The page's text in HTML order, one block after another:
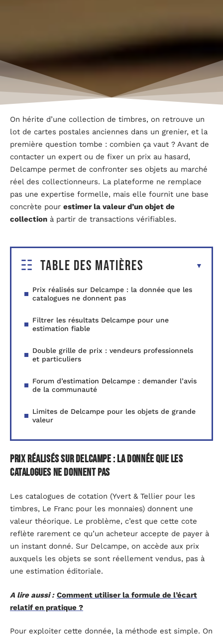
On hérite d’une collection de timbres, on retrouve un
lot de cartes postales anciennes dans un grenier, et la
première question tombe : combien ça vaut ? Avant de
contacter un expert ou de fixer un prix au hasard,
Delcampe permet de confronter ses objets au marché
réel des collectionneurs. La plateforme ne remplace
pas une expertise formelle, mais elle fournit une base
concrète pour estimer la valeur d’un objet de
collection à partir de transactions vérifiables.
Table des matières
Prix réalisés sur Delcampe : la donnée que les
catalogues ne donnent pas
Filtrer les résultats Delcampe pour une
estimation fiable
Double grille de prix : vendeurs professionnels
et particuliers
Forum d’estimation Delcampe : demander l’avis
de la communauté
Limites de Delcampe pour les objets de grande
valeur
Prix réalisés sur Delcampe : la donnée que les
catalogues ne donnent pas
Les catalogues de cotation (Yvert & Tellier pour les
timbres, Le Franc pour les monnaies) donnent une
valeur théorique. Le problème, c’est que cette cote
reflète rarement ce qu’un acheteur accepte de payer à
un instant donné. Sur Delcampe, on accède aux prix
auxquels les objets se sont réellement vendus, pas à
une estimation éditoriale.
A lire aussi : Comment utiliser la formule de l’écart
relatif en pratique ?
Pour exploiter cette donnée, la méthode est simple. On